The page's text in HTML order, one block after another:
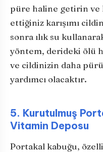
püre haline getirin ve
ettiğiniz karışımı
sonra ılık su
yöntem, derideki ölü
ve cildinizin daha
yardımcı olacaktır.
5. Kurutulmuş
Vitamin Deposu
Portakal kabuğu,